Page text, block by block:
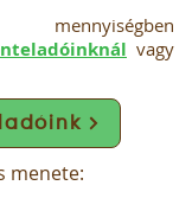
mennyiségben
vagy
menete: